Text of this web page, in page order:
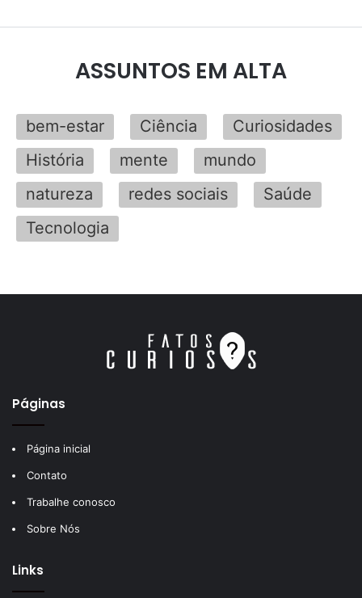
ASSUNTOS EM ALTA
bem-estar Ciência
Curiosidades
História
mente
mundo
natureza
redes sociais
Saúde
Tecnologia
Páginas
Página inicial
Contato
Trabalhe conosco
Sobre Nós
Links